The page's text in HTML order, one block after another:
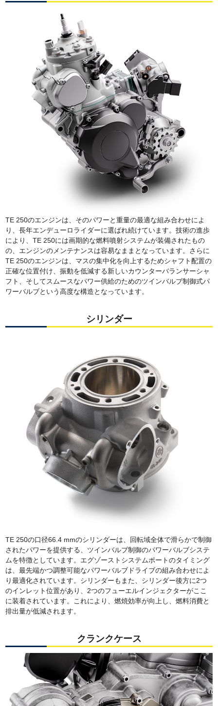
TE 250のエンジンは、そのパワーと重量の最適な組み合わせによ
り、長年エンデューロライダーに選ばれ続けています。技術の進歩
により、TE 250には画期的な燃料噴射システムが装備されたもの
の、エンジンのメンテナンスは容易なままとなっています。さらに
TE 250のエンジンは、マスの集中化を向上するためシャフト配置の
正確な位置付け、振動を低減する新しいカウンターバランサーシャ
フト、そしてスムースなパワー供給のためのツインバルブ制御式パ
ワーバルブという高度な構造となっています。
シリンダー
TE 250の口径66.4 mmのシリンダーは、回転域全体で滑らかで制御
されたパワーを提供する、ツインバルブ制御のパワーバルブシステ
ムを特徴としています。エグゾーストシステムポートのタイミング
は、最先端かつ調整可能なパワーバルブドライブの組み合わせによ
り最適化されています。シリンダーもまた、シリンダー後方に2つ
のインレット位置があり、2つのフューエルインジェクターがここ
に装着されています。これにより、燃焼効率が向上し、燃料消費と
排出量が低減されます。
クランクケース